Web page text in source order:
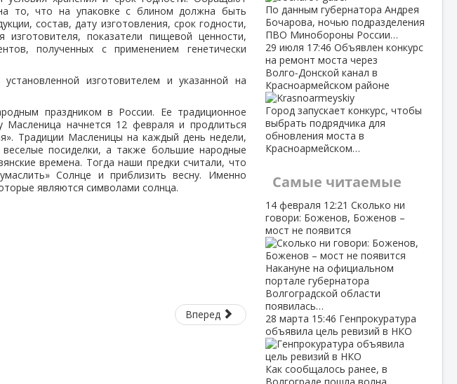
на то, что на упаковке с блином должна быть
состав, дату изготовления, срок годности,
показатели пищевой ценности,
полученных с применением генетически
изготовителем и указанной на
праздником в России. Ее традиционное
начнется 12 февраля и продлиться
Традиции Масленицы на каждый день недели,
посиделки, а также большие народные
времена. Тогда наши предки считали, что
Солнце и приблизить весну. Именно
являются символами солнца.
Вперед
По данным губернатора Андрея
Бочарова, ночью подразделения
ПВО Минобороны России…
29 июля 17:46 Объявлен конкурс
на ремонт моста через
Волго‑Донской канал в
Красноармейском районе
Город запускает конкурс, чтобы
выбрать подрядчика для
обновления моста в
Красноармейском…
Самые читаемые
14 февраля 12:21 Сколько ни
говори: Боженов, Боженов –
мост не появится
Накануне на официальном
портале губернатора
Волгоградской области
появилась…
28 марта 15:46 Генпрокуратура
объявила цель ревизий в НКО
Как сообщалось ранее, в